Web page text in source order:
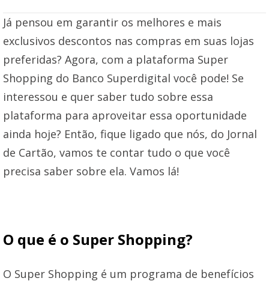
Já pensou em garantir os melhores e mais
exclusivos descontos nas compras em suas lojas
preferidas? Agora, com a plataforma Super
Shopping do Banco Superdigital você pode! Se
interessou e quer saber tudo sobre essa
plataforma para aproveitar essa oportunidade
ainda hoje? Então, fique ligado que nós, do Jornal
de Cartão, vamos te contar tudo o que você
precisa saber sobre ela. Vamos lá!
O que é o Super Shopping?
O Super Shopping é um programa de benefícios